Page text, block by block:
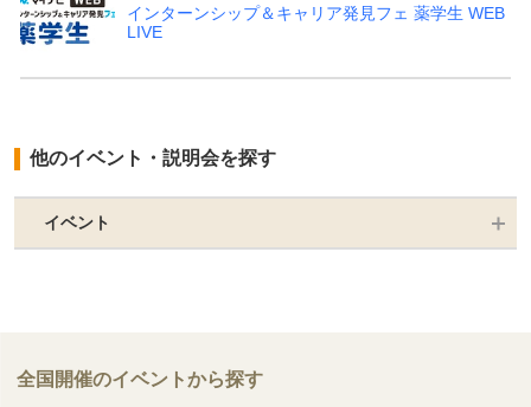
インターンシップ＆キャリア発見フェ 薬学生 WEB
LIVE
他のイベント・説明会を探す
イベント
全国開催のイベントから探す